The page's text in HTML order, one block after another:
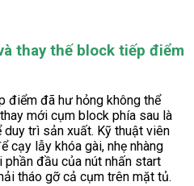
thay thế block tiếp điểm
điểm đã hư hỏng không thể
mới cụm block phía sau là
trì sản xuất. Kỹ thuật viên
cạy lẫy khóa gài, nhẹ nhàng
đầu của nút nhấn start
tháo gỡ cả cụm trên mặt tủ.